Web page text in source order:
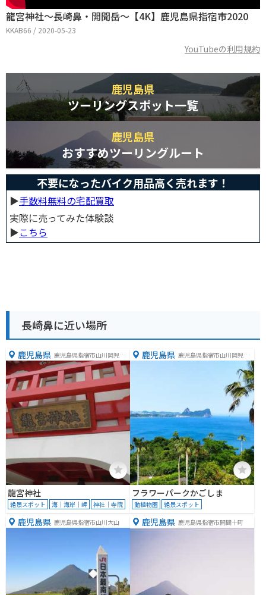
龍宮神社～長崎鼻・開聞岳～【4K】鹿児島県指宿市2020
KKAB66 / 2020-05-23
YouTubeの利用規約
鹿児島県
ツーリングスポット一覧
鹿児島県
おすすめツーリングルート
不要になったバイク用品高く売れます！
▶︎手数料無料の宅配買取
実際に売ってみた体験談
▶︎こちら
長崎鼻に近い場所
鹿児島県 鹿児島県指宿市山川岡児ケ
水
龍宮神社
絶景スポット 海｜海岸｜岬 神社｜寺院
鹿児島県 鹿児島県指宿市山川岡児ケ
フラワーパークかごしま
動植物園 絶景スポット
鹿児島県 鹿児島県指宿市山川大山 鹿児島県 鹿児島県指宿市開聞十町